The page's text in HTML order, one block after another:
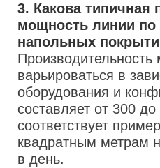
3. Какова типичная
мощность линии по
напольных
Производительность
варьироваться в
оборудования и
составляет от 300
соответствует
квадратным метрам
в день.